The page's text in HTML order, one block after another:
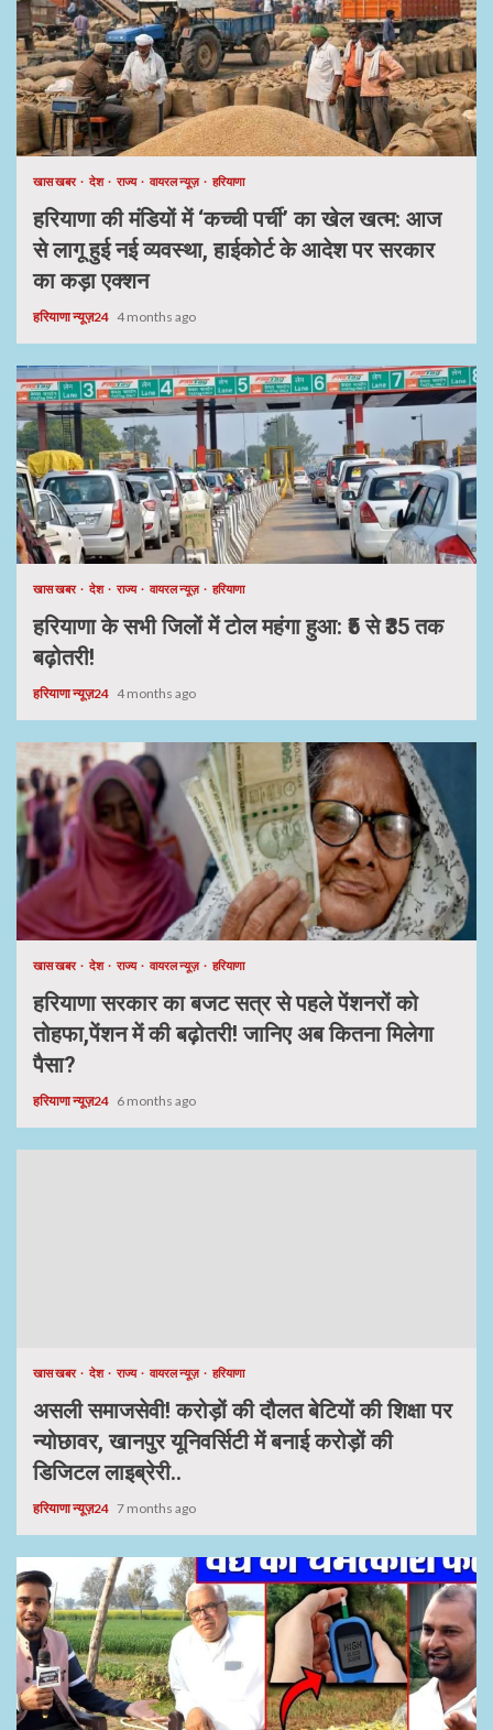
खास खबर देश राज्य वायरल न्यूज़ हरियाणा
हरियाणा की मंडियों में ‘कच्ची पर्ची’ का खेल खत्म: आज
से लागू हुई नई व्यवस्था, हाईकोर्ट के आदेश पर सरकार
का कड़ा एक्शन
हरियाणा न्यूज़24 4 months ago
खास खबर देश राज्य वायरल न्यूज़ हरियाणा
हरियाणा के सभी जिलों में टोल महंगा हुआ: ₹5 से ₹35 तक
बढ़ोतरी!
हरियाणा न्यूज़24 4 months ago
खास खबर देश राज्य वायरल न्यूज़ हरियाणा
हरियाणा सरकार का बजट सत्र से पहले पेंशनरों को
तोहफा,पेंशन में की बढ़ोतरी! जानिए अब कितना मिलेगा
पैसा?
हरियाणा न्यूज़24 6 months ago
खास खबर देश राज्य वायरल न्यूज़ हरियाणा
असली समाजसेवी! करोड़ों की दौलत बेटियों की शिक्षा पर
न्योछावर, खानपुर यूनिवर्सिटी में बनाई करोड़ों की
डिजिटल लाइब्रेरी..
हरियाणा न्यूज़24 7 months ago